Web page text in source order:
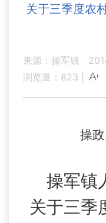
关于三季度农
来源：操军镇
浏览量： 823
操
操军镇
关于三季